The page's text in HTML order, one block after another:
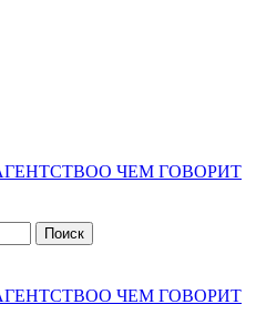
О ЧЕМ ГОВОРИТ
О ЧЕМ ГОВОРИТ